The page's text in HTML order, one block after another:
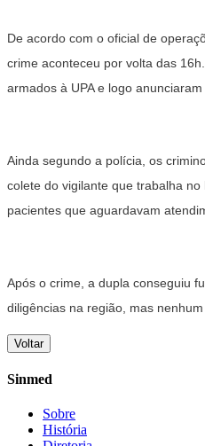
De acordo com o oficial de
crime aconteceu por volta das
armados à UPA e logo anunciaram
Ainda segundo a polícia, os
colete do vigilante que trabalha
pacientes que aguardavam
Após o crime, a dupla conseguiu
diligências na região, mas
Voltar
Sinmed
Sobre
História